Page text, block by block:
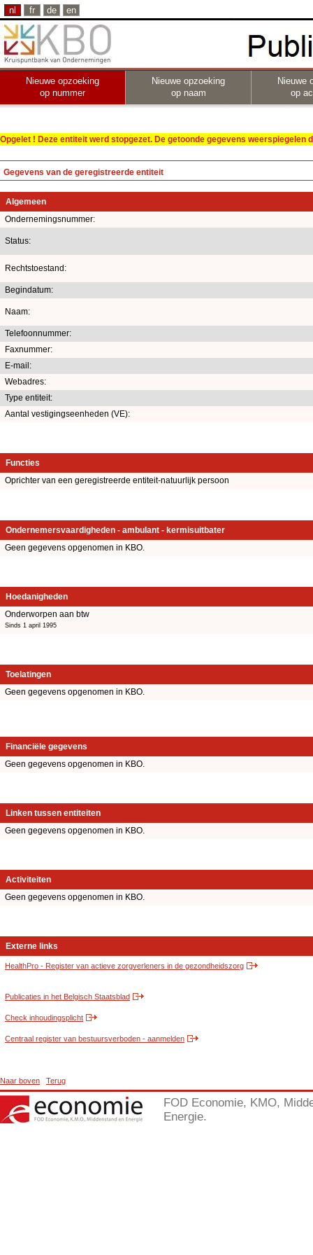
nl fr de en
Nieuwe opzoeking
op nummer
Nieuwe opzoeking
op naam
Nieuwe
op
Opgelet ! Deze entiteit werd stopgezet. De getoonde gegevens
Gegevens van de geregistreerde entiteit
Algemeen
Ondernemingsnummer:
Status:
Rechtstoestand:
Begindatum:
Naam:
Telefoonnummer:
Faxnummer:
E-mail:
Webadres:
Type entiteit:
Aantal vestigingseenheden (VE):
Functies
Oprichter van een geregistreerde entiteit-natuurlijk persoon
Ondernemersvaardigheden - ambulant - kermisuitbater
Geen gegevens opgenomen in KBO.
Hoedanigheden
Onderworpen aan btw
Sinds 1 april 1995
Toelatingen
Geen gegevens opgenomen in KBO.
Financiële gegevens
Geen gegevens opgenomen in KBO.
Linken tussen entiteiten
Geen gegevens opgenomen in KBO.
Activiteiten
Geen gegevens opgenomen in KBO.
Externe links
HealthPro - Register van actieve zorgverleners in de gezondheidszorg
Publicaties in het Belgisch Staatsblad
Check inhoudingsplicht
Centraal register van bestuursverboden - aanmelden
Naar boven Terug
FOD Economie, KMO,
Energie.